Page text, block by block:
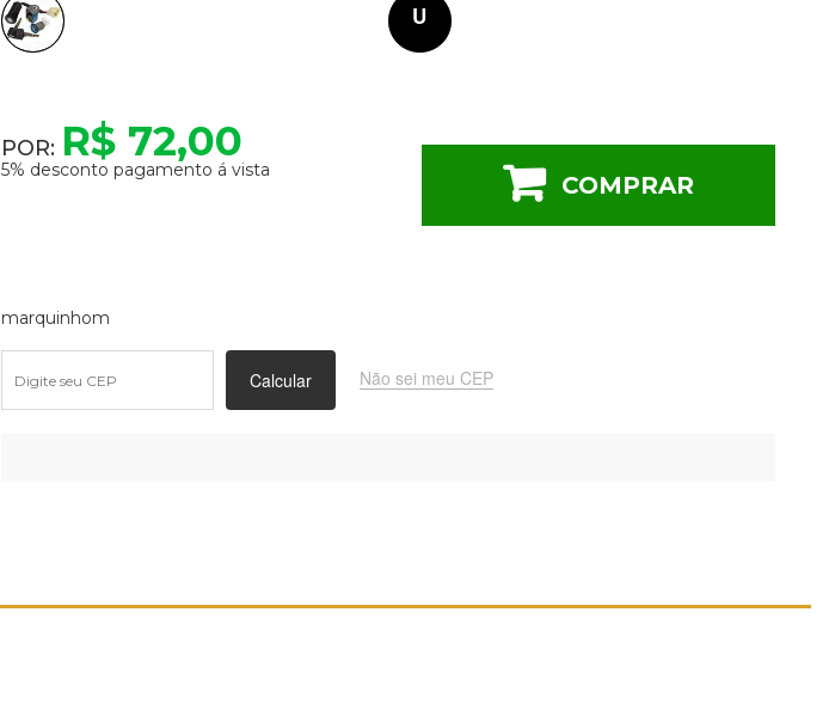
U
POR: R$ 72,00
5% desconto pagamento á vista
COMPRAR
marquinhom
Não sei meu CEP